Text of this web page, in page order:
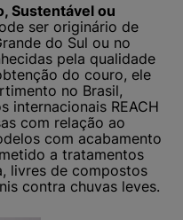
Sustentável ou
ser originário de
do Sul ou no
pela qualidade
do couro, ele
no Brasil,
internacionais REACH
com relação ao
com acabamento
a tratamentos
livres de compostos
contra chuvas leves.